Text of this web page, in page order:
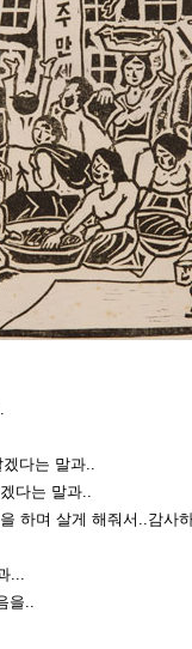
다는 말과..
다는 말과..
하며 살게 해줘서..감사
...
..